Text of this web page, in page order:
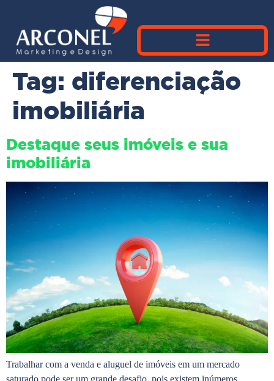
Tag: diferenciação
imobiliária
Destaque seus imóveis e sua
imobiliária
Trabalhar com a venda e aluguel de imóveis em um mercado
saturado pode ser um grande desafio, pois existem inúmeros